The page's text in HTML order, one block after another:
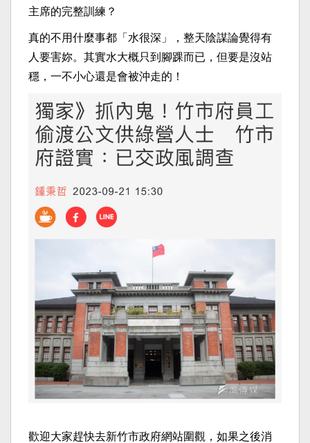
主席的完整訓練？
真的不用什麼事都「水很深」，整天陰謀論覺得有
人要害妳。其實水大概只到腳踝而已，但要是沒站
穩，一不小心還是會被沖走的！
歡迎大家趕快去新竹市政府網站圍觀，如果之後消